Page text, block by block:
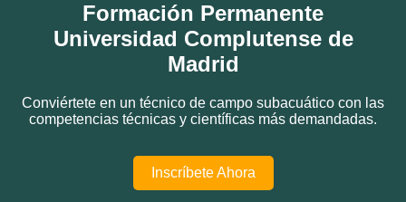
Formación Permanente
Universidad Complutense de
Madrid
Conviértete en un técnico de campo subacuático con las
competencias técnicas y científicas más demandadas.
Inscríbete Ahora